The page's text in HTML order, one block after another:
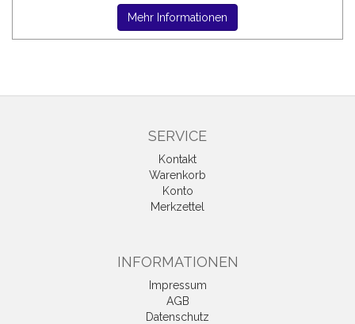
Mehr Informationen
SERVICE
Kontakt
Warenkorb
Konto
Merkzettel
INFORMATIONEN
Impressum
AGB
Datenschutz